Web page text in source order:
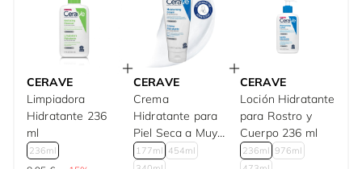
CERAVE
Limpiadora
Hidratante 236
ml
236ml
CERAVE
Crema
Hidratante para
Piel Seca a Muy
Seca 177 ml
177ml 454ml
CERAVE
Loción Hidratante
para Rostro y
Cuerpo 236 ml
236ml 976ml